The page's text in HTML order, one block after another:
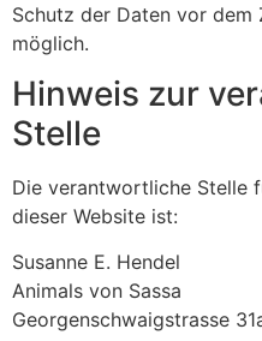
Schutz der Daten vor
möglich.
Hinweis zur
Stelle
Die verantwortliche Stelle
dieser Website ist:
Susanne E. Hendel
Animals von Sassa
Georgenschwaigstrasse